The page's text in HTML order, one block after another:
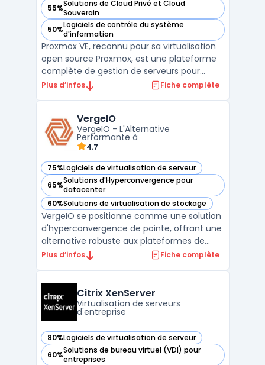
55%Solutions de Cloud Privé et Cloud
Souverain
— voir Proxmox Virtual Environment dans cette catégorie
50%Logiciels de contrôle du système
d'information
— voir Proxmox Virtual Environment dans cette catégorie
Proxmox VE, reconnu pour sa virtualisation
open source Proxmox, est une plateforme
complète de gestion de serveurs pour
l'entreprise. Intégrant l'hyperviseur KVM
Idéale pour les entreprises, Proxmox facilite
la mise en place ...
Plus d’infos Fiche complète
VergeIO
VergeIO - L'Alternative
Performante à
4.7
75%Logiciels de virtualisation de serveur
— voir VergeIO dans cette catégorie
65%Solutions d'Hyperconvergence pour
datacenter
— voir VergeIO dans cette catégorie
60%Solutions de virtualisation de stockage
— voir VergeIO dans cette catégorie
VergeIO se positionne comme une solution
d'hyperconvergence de pointe, offrant une
alternative robuste aux plateformes de
virtualisation traditionnelles telles que
le réseau dans un système d'exploitation de
centre de don ...
Plus d’infos Fiche complète
Citrix XenServer
Virtualisation de serveurs
d'entreprise
80%Logiciels de virtualisation de serveur
— voir Citrix XenServer dans cette catégorie
60%Solutions de bureau virtuel (VDI) pour
entreprises
— voir Citrix XenServer dans cette catégorie